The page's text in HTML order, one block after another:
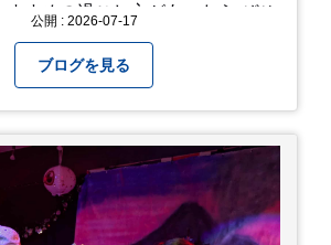
公開 : 2026-07-17
ブログを見る